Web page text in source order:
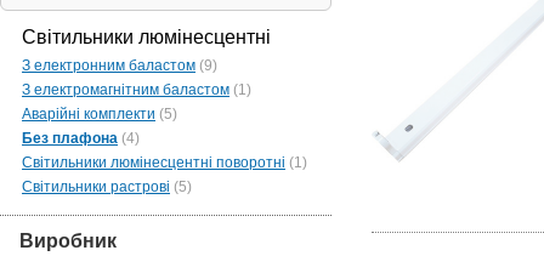
Світильники люмінесцентні
З електронним баластом (9)
З електромагнітним баластом (1)
Аварійні комплекти (5)
Без плафона (4)
Світильники люмінесцентні поворотні (1)
Світильники растрові (5)
Виробник